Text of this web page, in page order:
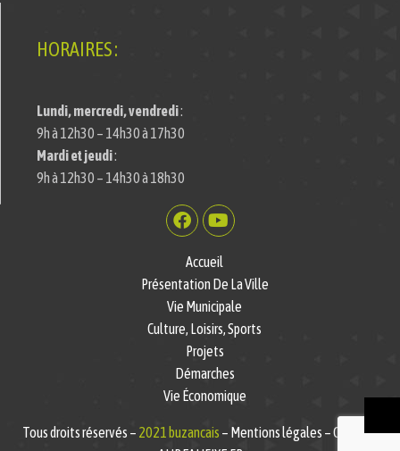
HORAIRES :
Lundi, mercredi, vendredi:
9h à 12h30 – 14h30 à 17h30
Mardi et jeudi:
9h à 12h30 – 14h30 à 18h30
Accueil
Présentation De La Ville
Vie Municipale
Culture, Loisirs, Sports
Projets
Démarches
Vie Économique
Tous droits réservés – 2021 buzancais – Mentions légales – Création